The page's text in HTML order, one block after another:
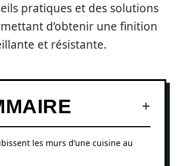
pratiques et des solutions
d’obtenir une finition
et résistante.
les murs d’une cuisine au